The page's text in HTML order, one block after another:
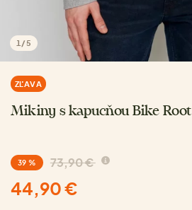
1 /5
ZĽAVA
Mikiny s kapucňou Bike Root
39 % 73,90 €
44,90 €